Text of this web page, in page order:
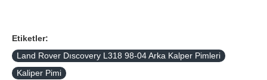
Etiketler:
Land Rover Dıscovery L318 98-04 Arka Kalper Pimleri
Kaliper Pimi